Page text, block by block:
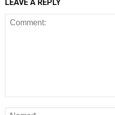
LEAVE A REPLY